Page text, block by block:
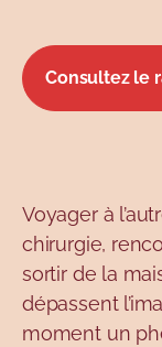
Consultez le
Voyager à
chirurgie,
sortir de la
dépassent
moment un